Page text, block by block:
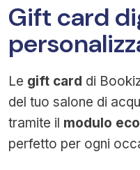
Gift card
Le gift card di
del tuo salone di
tramite il modulo
perfetto per ogni